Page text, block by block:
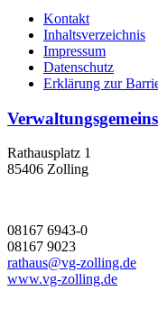
Kontakt
Inhaltsverzeichnis
Impressum
Datenschutz
Erklärung zur
Rathausplatz 1
85406 Zolling
08167 6943-0
08167 9023
rathaus@vg-zolling.de
www.vg-zolling.de